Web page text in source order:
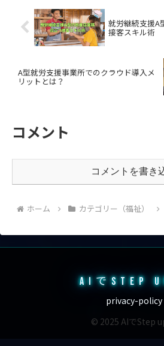
就労継続支援A
接客スキル術
A型就労支援事業所でのクラウド導入メ
リットとは？
コメント
コメントを書き
ホーム カテゴリー（福祉）
AIでSTEP
privacy-policy
© 2025 AIでStep